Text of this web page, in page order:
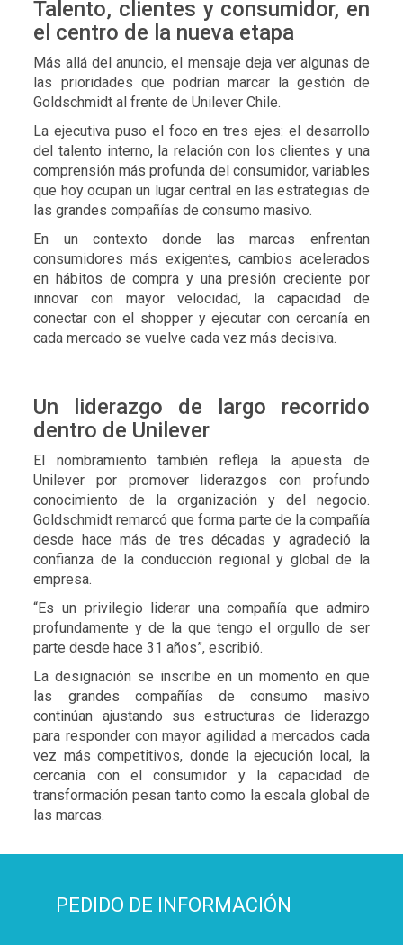
Talento, clientes y consumidor, en
el centro de la nueva etapa
Más allá del anuncio, el mensaje deja ver algunas de
las prioridades que podrían marcar la gestión de
Goldschmidt al frente de Unilever Chile.
La ejecutiva puso el foco en tres ejes: el desarrollo
del talento interno, la relación con los clientes y una
comprensión más profunda del consumidor, variables
que hoy ocupan un lugar central en las estrategias de
las grandes compañías de consumo masivo.
En un contexto donde las marcas enfrentan
consumidores más exigentes, cambios acelerados
en hábitos de compra y una presión creciente por
innovar con mayor velocidad, la capacidad de
conectar con el shopper y ejecutar con cercanía en
cada mercado se vuelve cada vez más decisiva.
Un liderazgo de largo recorrido
dentro de Unilever
El nombramiento también refleja la apuesta de
Unilever por promover liderazgos con profundo
conocimiento de la organización y del negocio.
Goldschmidt remarcó que forma parte de la compañía
desde hace más de tres décadas y agradeció la
confianza de la conducción regional y global de la
empresa.
“Es un privilegio liderar una compañía que admiro
profundamente y de la que tengo el orgullo de ser
parte desde hace 31 años”, escribió.
La designación se inscribe en un momento en que
las grandes compañías de consumo masivo
continúan ajustando sus estructuras de liderazgo
para responder con mayor agilidad a mercados cada
vez más competitivos, donde la ejecución local, la
cercanía con el consumidor y la capacidad de
transformación pesan tanto como la escala global de
las marcas.
PEDIDO DE INFORMACIÓN